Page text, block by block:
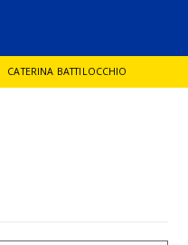
CATERINA BATTILOCCHIO